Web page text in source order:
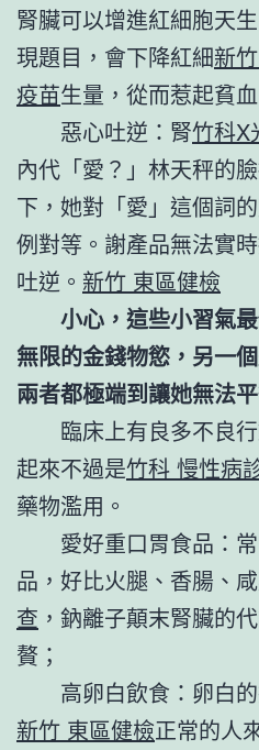
腎臟可以增進紅細胞天生
現題目，會下降紅細新
疫苗生量，從而惹起貧血
惡心吐逆：腎竹科X
內代「愛？」林天秤的
下，她對「愛」這個詞
例對等。謝產品無法實
吐逆。 新竹 東區健檢
小心，這些小習氣
無限的金錢物慾，另一
兩者都極端到讓她無法平
臨床上有良多不良
起來不過是竹科 慢性病
藥物濫用。
愛好重口胃食品：
品，好比火腿、香腸、
查 ，鈉離子顛末腎臟的
贅；
高卵白飲食：卵白
新竹 東區健檢正常的人